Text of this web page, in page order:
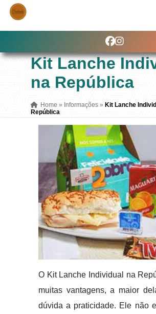
Kit Lanche
na República
Home » Informações » Kit Lanche
República
O Kit Lanche Individual na
muitas vantagens, a maior
dúvida a praticidade. Ele não